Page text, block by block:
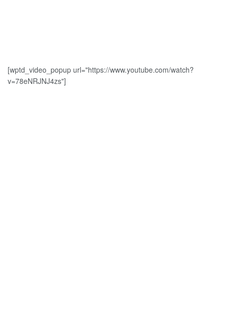
[wptd_video_popup url="https://www.youtube.com/watch?
v=78eNRJNJ4zs"]